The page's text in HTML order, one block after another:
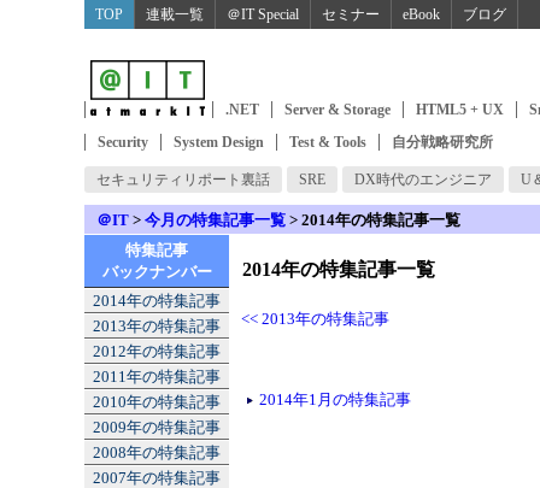
TOP 連載一覧 ＠IT Special セミナー eBook ブログ
Windows Server .NET Server & Storage HTML5 + UX
Security
System Design Test & Tools 自分戦略研究所
セキュリティリポート裏話 SRE DX時代のエンジニア U
＠IT > 今月の特集記事一覧 > 2014年の特集記事一覧
2014年の特集記事一覧
<< 2013年の特集記事
2014年1月の特集記事
特集記事
バックナンバー
2014年の特集記事
2013年の特集記事
2012年の特集記事
2011年の特集記事
2010年の特集記事
2009年の特集記事
2008年の特集記事
2007年の特集記事